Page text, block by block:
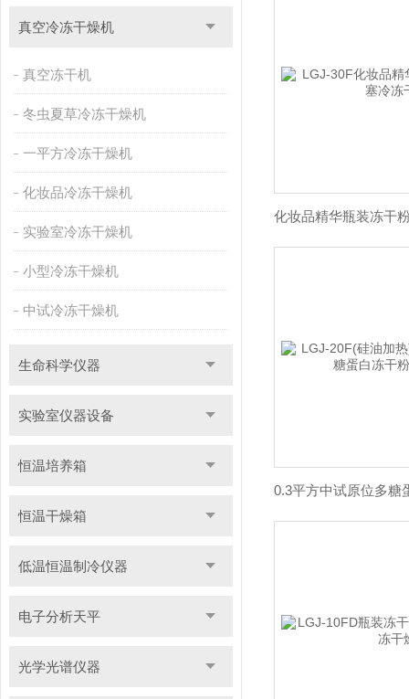
真空冷冻干燥机
真空冻干机
冬虫夏草冷冻干燥机
一平方冷冻干燥机
化妆品冷冻干燥机
实验室冷冻干燥机
小型冷冻干燥机
中试冷冻干燥机
生命科学仪器
实验室仪器设备
恒温培养箱
恒温干燥箱
低温恒温制冷仪器
电子分析天平
光学光谱仪器